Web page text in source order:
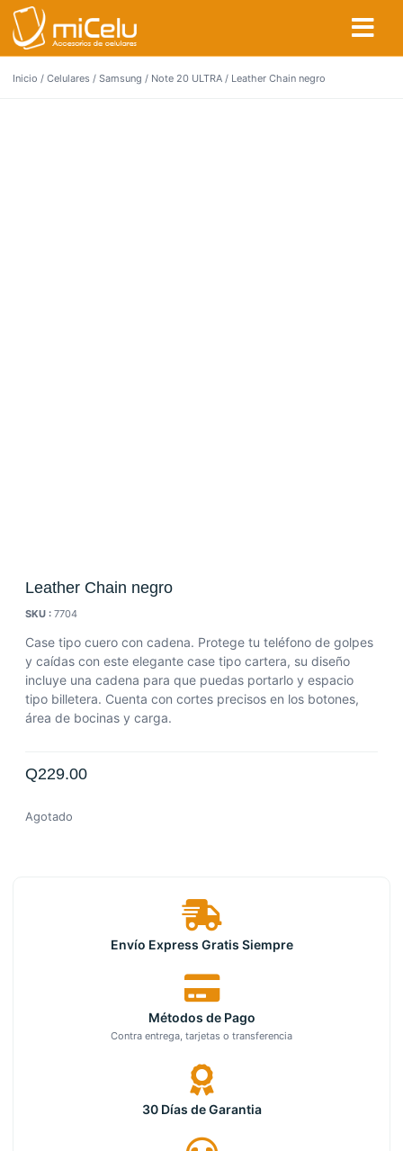
Inicio / Celulares / Samsung / Note 20 ULTRA / Leather Chain negro
Leather Chain negro
SKU : 7704
Case tipo cuero con cadena. Protege tu teléfono de golpes
y caídas con este elegante case tipo cartera, su diseño
incluye una cadena para que puedas portarlo y espacio
tipo billetera. Cuenta con cortes precisos en los botones,
área de bocinas y carga.
Q229.00
Agotado
Envío Express Gratis Siempre
Métodos de Pago
Contra entrega, tarjetas o transferencia
30 Días de Garantia